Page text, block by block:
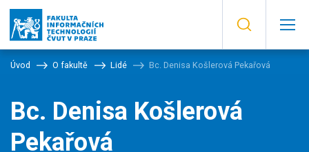
Úvod O fakultě Lidé Bc. Denisa Košlerová Pekařová
Bc. Denisa Košlerová
Pekařová